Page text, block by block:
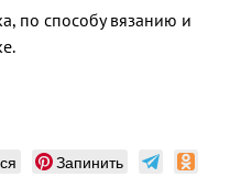
по способу вязанию и
Запинить